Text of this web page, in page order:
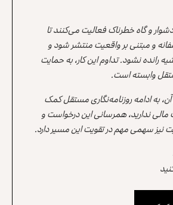
و گاه خطرناک فعالیت می‌کنند تا
و مبتنی بر واقعیت منتشر شود و
رانده نشود. تداوم این کار، به حمایت
وابسته است.
به ادامه روزنامه‌نگاری مستقل کمک
ندارید، همرسانی این درخواست و
نیز سهمی مهم در تقویت این مسیر دارد.